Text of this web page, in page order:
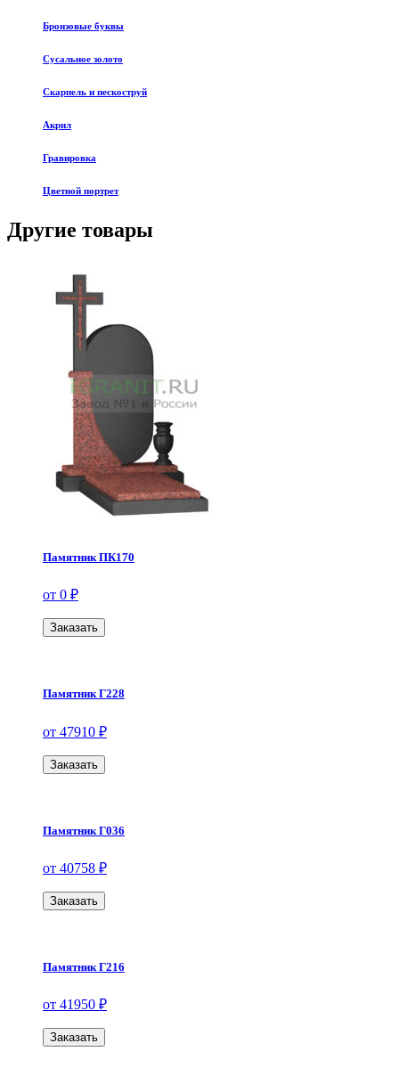
Бронзовые буквы
Сусальное золото
Скарпель и пескоструй
Акрил
Гравировка
Цветной портрет
Другие товары
Памятник ПК170
от 0 ₽
Заказать
Памятник Г228
от 47910 ₽
Заказать
Памятник Г036
от 40758 ₽
Заказать
Памятник Г216
от 41950 ₽
Заказать